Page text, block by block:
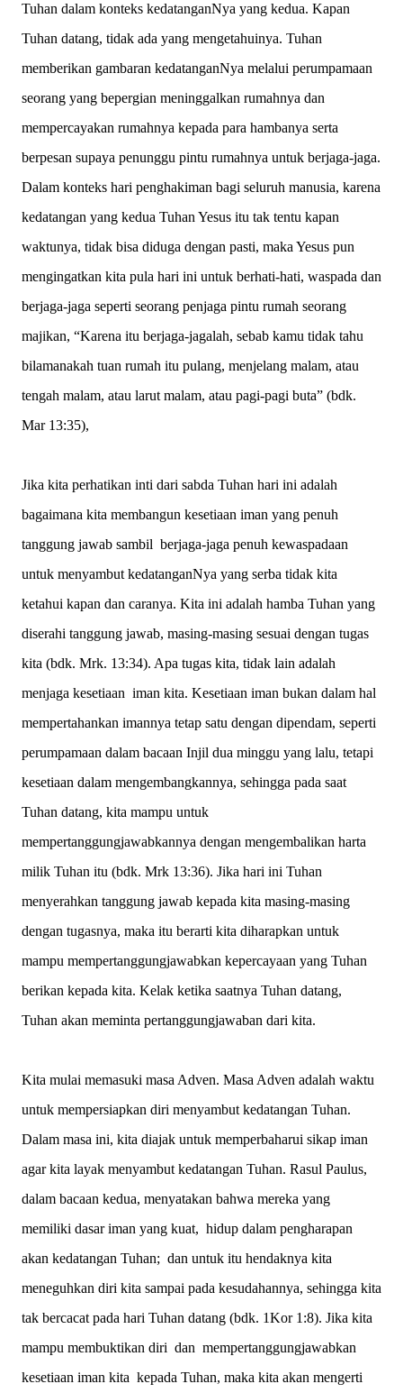
Tuhan dalam konteks kedatanganNya yang kedua. Kapan
Tuhan datang, tidak ada yang mengetahuinya. Tuhan
memberikan gambaran kedatanganNya melalui perumpamaan
seorang yang bepergian meninggalkan rumahnya dan
mempercayakan rumahnya kepada para hambanya serta
berpesan supaya penunggu pintu rumahnya untuk berjaga-jaga.
Dalam konteks hari penghakiman bagi seluruh manusia, karena
kedatangan yang kedua Tuhan Yesus itu tak tentu kapan
waktunya, tidak bisa diduga dengan pasti, maka Yesus pun
mengingatkan kita pula hari ini untuk berhati-hati, waspada dan
berjaga-jaga seperti seorang penjaga pintu rumah seorang
majikan, “Karena itu berjaga-jagalah, sebab kamu tidak tahu
bilamanakah tuan rumah itu pulang, menjelang malam, atau
tengah malam, atau larut malam, atau pagi-pagi buta” (bdk.
Mar 13:35),
Jika kita perhatikan inti dari sabda Tuhan hari ini adalah
bagaimana kita membangun kesetiaan iman yang penuh
tanggung jawab sambil berjaga-jaga penuh kewaspadaan
untuk menyambut kedatanganNya yang serba tidak kita
ketahui kapan dan caranya. Kita ini adalah hamba Tuhan yang
diserahi tanggung jawab, masing-masing sesuai dengan tugas
kita (bdk. Mrk. 13:34). Apa tugas kita, tidak lain adalah
menjaga kesetiaan iman kita. Kesetiaan iman bukan dalam hal
mempertahankan imannya tetap satu dengan dipendam, seperti
perumpamaan dalam bacaan Injil dua minggu yang lalu, tetapi
kesetiaan dalam mengembangkannya, sehingga pada saat
Tuhan datang, kita mampu untuk
mempertanggungjawabkannya dengan mengembalikan harta
milik Tuhan itu (bdk. Mrk 13:36). Jika hari ini Tuhan
menyerahkan tanggung jawab kepada kita masing-masing
dengan tugasnya, maka itu berarti kita diharapkan untuk
mampu mempertanggungjawabkan kepercayaan yang Tuhan
berikan kepada kita. Kelak ketika saatnya Tuhan datang,
Tuhan akan meminta pertanggungjawaban dari kita.
Kita mulai memasuki masa Adven. Masa Adven adalah waktu
untuk mempersiapkan diri menyambut kedatangan Tuhan.
Dalam masa ini, kita diajak untuk memperbaharui sikap iman
agar kita layak menyambut kedatangan Tuhan. Rasul Paulus,
dalam bacaan kedua, menyatakan bahwa mereka yang
memiliki dasar iman yang kuat, hidup dalam pengharapan
akan kedatangan Tuhan; dan untuk itu hendaknya kita
meneguhkan diri kita sampai pada kesudahannya, sehingga kita
tak bercacat pada hari Tuhan datang (bdk. 1Kor 1:8). Jika kita
mampu membuktikan diri dan mempertanggungjawabkan
kesetiaan iman kita kepada Tuhan, maka kita akan mengerti